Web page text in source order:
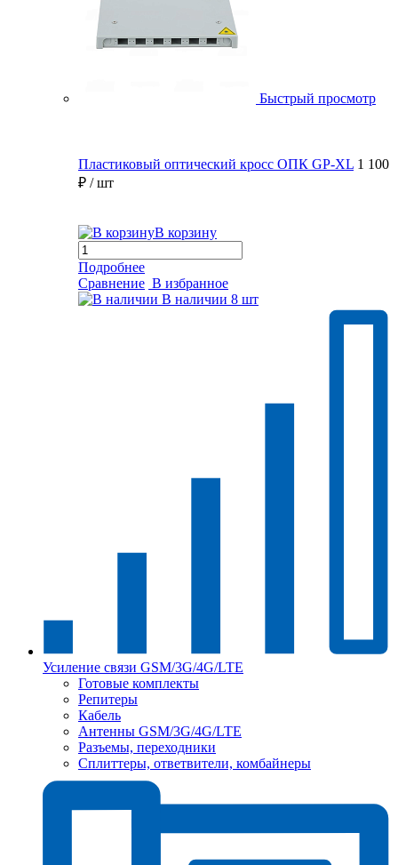
Быстрый просмотр
Пластиковый оптический кросс ОПК GP-XL 1 100
₽ / шт
В корзину
Подробнее
Сравнение В избранное
В наличии 8 шт
Усиление связи GSM/3G/4G/LTE
Готовые комплекты
Репитеры
Кабель
Антенны GSM/3G/4G/LTE
Разъемы, переходники
Сплиттеры, ответвители, комбайнеры